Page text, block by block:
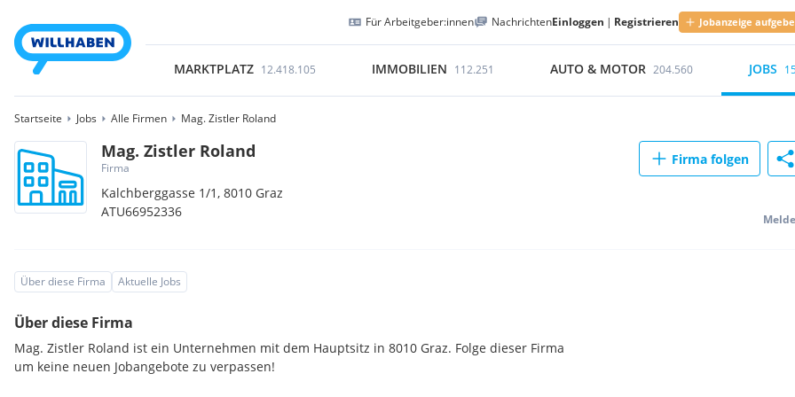
Für Arbeitgeber:innen NachrichtenEinloggen | Registrieren Jobanzeige
MARKTPLATZ 12.418.105 IMMOBILIEN 112.251 AUTO & MOTOR 204.560 JOBS
Startseite Jobs Alle Firmen Mag. Zistler Roland
Mag. Zistler Roland
Firma
Kalchberggasse 1/1,8010 Graz
ATU66952336
Firma folgen
Über diese Firma Aktuelle Jobs
Über diese Firma
Mag. Zistler Roland ist ein Unternehmen mit dem Hauptsitz in 8010 Graz. Folge dieser Firma
um keine neuen Jobangebote zu verpassen!